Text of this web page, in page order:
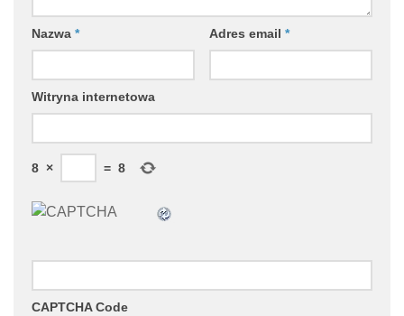
Nazwa * Adres email *
Witryna internetowa
8 × = 8
CAPTCHA Code